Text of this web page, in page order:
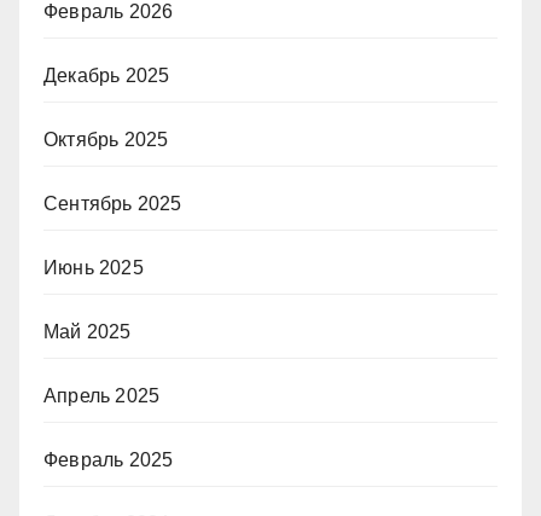
Февраль 2026
Декабрь 2025
Октябрь 2025
Сентябрь 2025
Июнь 2025
Май 2025
Апрель 2025
Февраль 2025